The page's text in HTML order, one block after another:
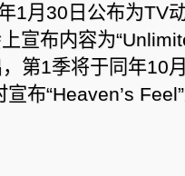
1月30日公布为TV
宣布内容为
第1季将于同年10
布“Heaven’s